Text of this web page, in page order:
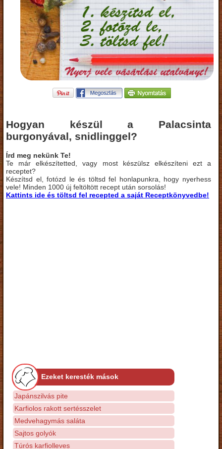
Hogyan készül a Palacsinta
burgonyával, snidlinggel?
Írd meg nekünk Te!
Te már elkészítetted, vagy most készülsz elkészíteni ezt a
receptet?
Készítsd el, fotózd le és töltsd fel honlapunkra, hogy nyerhess
vele! Minden 1000 új feltöltött recept után sorsolás!
Kattints ide és töltsd fel recepted a saját Receptkönyvedbe!
Ezeket keresték mások
Japánszilvás pite
Karfiolos rakott sertésszelet
Medvehagymás saláta
Sajtos golyók
Túrós karfiolleves